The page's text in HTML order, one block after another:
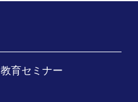
教育セミナー